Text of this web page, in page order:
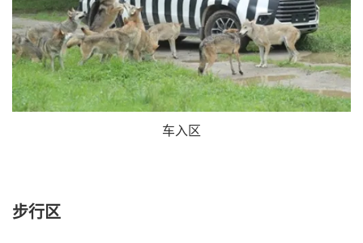
车入区
步行区